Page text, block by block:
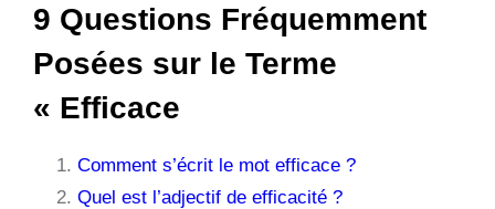
9 Questions Fréquemment
Posées sur le Terme
« Efficace
Comment s’écrit le mot efficace ?
Quel est l’adjectif de efficacité ?